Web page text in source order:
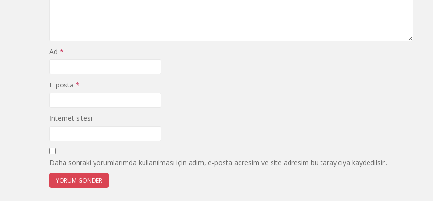
Ad *
E-posta *
İnternet sitesi
Daha sonraki yorumlarımda kullanılması için adım, e-posta adresim ve site adresim bu tarayıcıya kaydedilsin.